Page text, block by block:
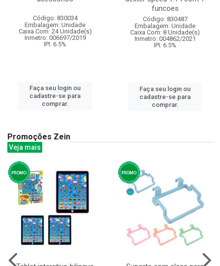
Código: 830034
Embalagem: Unidade
Caixa Com: 24 Unidade(s)
Inmetro: 006697/2019
IPI: 6.5%
Faça seu login ou
cadastre-se para
comprar.
funcoes
Código: 830487
Embalagem: Unidade
Caixa Com: 8 Unidade(s)
Inmetro: 004862/2021
IPI: 6.5%
Faça seu login ou
cadastre-se para
comprar.
Promoções Zein
Veja mais